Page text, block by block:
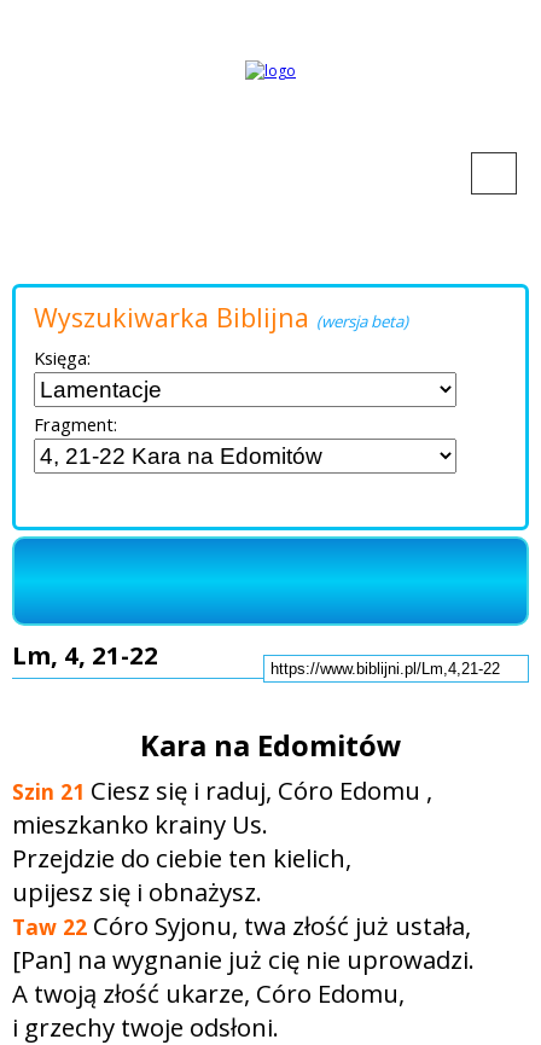
Wyszukiwarka Biblijna (wersja beta)
Księga:
Fragment:
Lm, 4, 21-22
Kara na Edomitów
Szin 21 Ciesz się i raduj, Córo Edomu ,
mieszkanko krainy Us.
Przejdzie do ciebie ten kielich,
upijesz się i obnażysz.
Taw 22 Córo Syjonu, twa złość już ustała,
[Pan] na wygnanie już cię nie uprowadzi.
A twoją złość ukarze, Córo Edomu,
i grzechy twoje odsłoni.